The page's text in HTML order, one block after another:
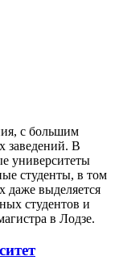
с большим
заведений. В
университеты
студенты, в том
даже выделяется
студентов и
в Лодзе.